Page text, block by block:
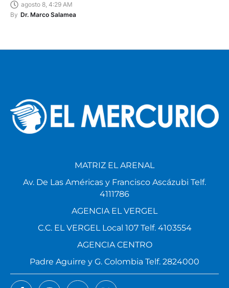
agosto 8, 4:29 AM
By Dr. Marco Salamea
MATRIZ EL ARENAL
Av. De Las Américas y Francisco Ascázubi Telf.
4111786
AGENCIA EL VERGEL
C.C. EL VERGEL Local 107 Telf. 4103554
AGENCIA CENTRO
Padre Aguirre y G. Colombia Telf. 2824000